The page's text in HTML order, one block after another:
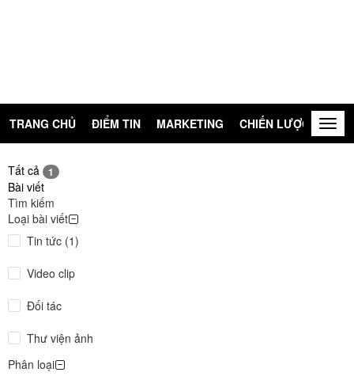
TRANG CHỦ ĐIỂM TIN MARKETING CHIẾN LƯỢC
Tất cả
1
Bài viết
Tìm kiếm
Loại bài viết
Tin tức (1)
Video clip
Đối tác
Thư viện ảnh
Phân loại